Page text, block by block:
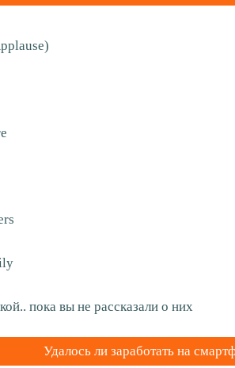
пока вы не рассказали о них
Удалось ли заработать на